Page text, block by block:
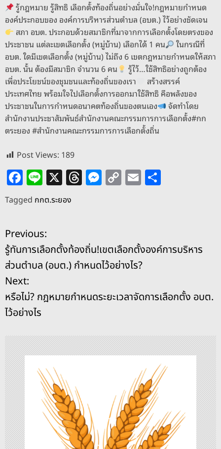
รู้กฎหมาย รู้สิทธิ เลือกตั้งท้องถิ่นอย่างมั่นใจ!กฎหมายกำหนด
องค์ประกอบของ องค์การบริหารส่วนตำบล (อบต.) ไว้อย่างชัดเจน
สภา อบต. ประกอบด้วยสมาชิกที่มาจากการเลือกตั้งโดยตรงของ
ประชาชน แต่ละเขตเลือกตั้ง (หมู่บ้าน) เลือกได้ 1 คน
ในกรณีที่
อบต. ใดมีเขตเลือกตั้ง (หมู่บ้าน) ไม่ถึง 6 เขตกฎหมายกำหนดให้สภา
อบต. นั้น ต้องมีสมาชิก จำนวน 6 คน
รู้ไว้…ใช้สิทธิอย่างถูกต้อง
เพื่อประโยชน์ของชุมชนและท้องถิ่นของเรา
สร้างสรรค์
ประเทศไทย พร้อมใจไปเลือกตั้งการออกมาใช้สิทธิ คือพลังของ
ประชาชนในการกำหนดอนาคตท้องถิ่นของตนเอง
จัดทำโดย
สำนักงานประชาสัมพันธ์สำนักงานคณะกรรมการการเลือกตั้ง#กก
ตระยอง #สำนักงานคณะกรรมการการเลือกตั้งถิ่น
Post Views: 189
F
a
c
e
b
o
o
k
Li
n
e
X T
h
d
s
M
e
n
g
er
C
o
Li
n
k
E
m
Tagged กกต.ระยอง
แ
น
ะ
แ
น
ว
เ
รื่
อ
Previous:
รู้ทันการเลือกตั้งท้องถิ่น!เขตเลือกตั้งองค์การบริหาร
ส่วนตำบล (อบต.) กำหนดไว้อย่างไร?
Next:
หรือไม่? กฎหมายกำหนดระยะเวลาจัดการเลือกตั้ง อบต.
ไว้อย่างไร